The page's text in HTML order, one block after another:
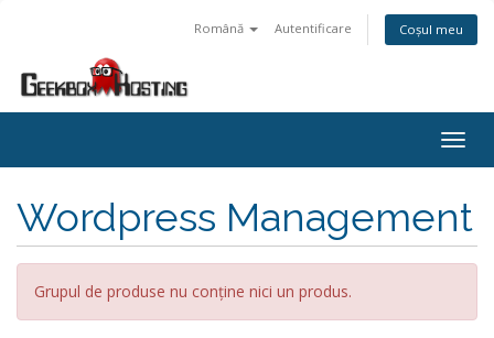
Română Autentificare Coșul meu
Wordpress Management
Grupul de produse nu conține nici un produs.